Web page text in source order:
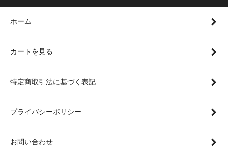
ホーム
カートを見る
特定商取引法に基づく表記
プライバシーポリシー
お問い合わせ